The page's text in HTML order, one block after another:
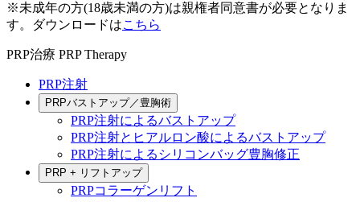
※未成年の方(18歳未満の方)は親権者同意書が必要となりま
す。ダウンロードはこちら
PRP治療 PRP Therapy
PRP注射
PRPバストアップ／豊胸術
PRP注射によるバストアップ
PRP注射とヒアルロン酸によるバストアップ
PRP注射によるシリコンバッグ豊胸修正
PRP + リフトアップ
PRPコラーゲンリフト